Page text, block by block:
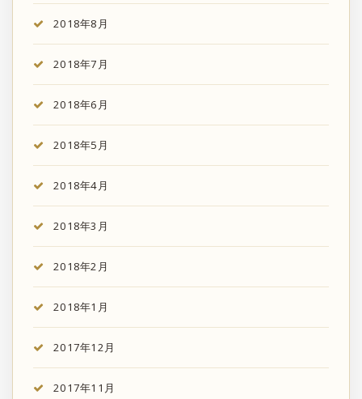
2018年8月
2018年7月
2018年6月
2018年5月
2018年4月
2018年3月
2018年2月
2018年1月
2017年12月
2017年11月